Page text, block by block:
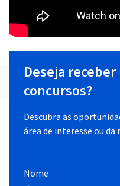
Deseja
concursos?
Descubra as
área de interesse ou da
Nome